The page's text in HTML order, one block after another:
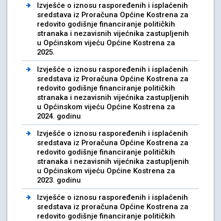
Izvješće o iznosu raspoređenih i isplaćenih
sredstava iz Proračuna Općine Kostrena za
redovito godišnje financiranje političkih
stranaka i nezavisnih vijećnika zastupljenih
u Općinskom vijeću Općine Kostrena za
2025.
Izvješće o iznosu raspoređenih i isplaćenih
sredstava iz Proračuna Općine Kostrena za
redovito godišnje financiranje političkih
stranaka i nezavisnih vijećnika zastupljenih
u Općinskom vijeću Općine Kostrena za
2024. godinu
Izvješće o iznosu raspoređenih i isplaćenih
sredstava iz Proračuna Općine Kostrena za
redovito godišnje financiranje političkih
stranaka i nezavisnih vijećnika zastupljenih
u Općinskom vijeću Općine Kostrena za
2023. godinu
Izvješće o iznosu raspoređenih i isplaćenih
sredstava iz proračuna Općine Kostrena za
redovito godišnje financiranje političkih